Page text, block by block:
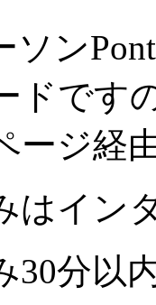
ソン
ドです
ージ経
はイン
30分以